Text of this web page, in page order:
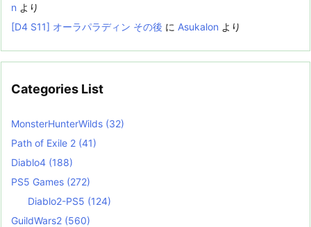
n より
[D4 S11] オーラパラディン その後 に Asukalon より
Categories List
MonsterHunterWilds (32)
Path of Exile 2 (41)
Diablo4 (188)
PS5 Games (272)
Diablo2-PS5 (124)
GuildWars2 (560)